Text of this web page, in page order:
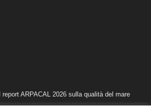
ARPACAL 2026 sulla qualità del mare